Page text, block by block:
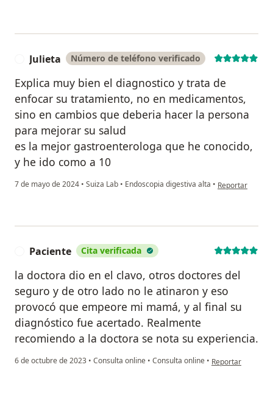
Julieta Número de teléfono verificado
Explica muy bien el diagnostico y trata de
enfocar su tratamiento, no en medicamentos,
sino en cambios que deberia hacer la persona
para mejorar su salud
es la mejor gastroenterologa que he conocido,
y he ido como a 10
7 de mayo de 2024 • Suiza Lab • Endoscopia digestiva alta • en opinión del
Reportar
Paciente Cita verificada
la doctora dio en el clavo, otros doctores del
seguro y de otro lado no le atinaron y eso
provocó que empeore mi mamá, y al final su
diagnóstico fue acertado. Realmente
recomiendo a la doctora se nota su experiencia.
6 de octubre de 2023 • Consulta online • Consulta online • en opinión del
Reportar